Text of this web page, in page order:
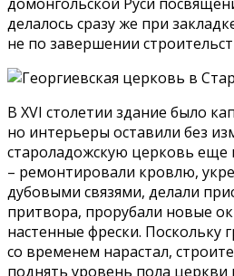
делалось сразу же при
не по завершении
В XVI столетии здание было
но интерьеры оставили без
староладожскую церковь еще
– ремонтировали кровлю,
дубовыми связями, делали
притвора, прорубали новые
настенные фрески. Поскольку
со временем нарастал,
поднять уровень пола